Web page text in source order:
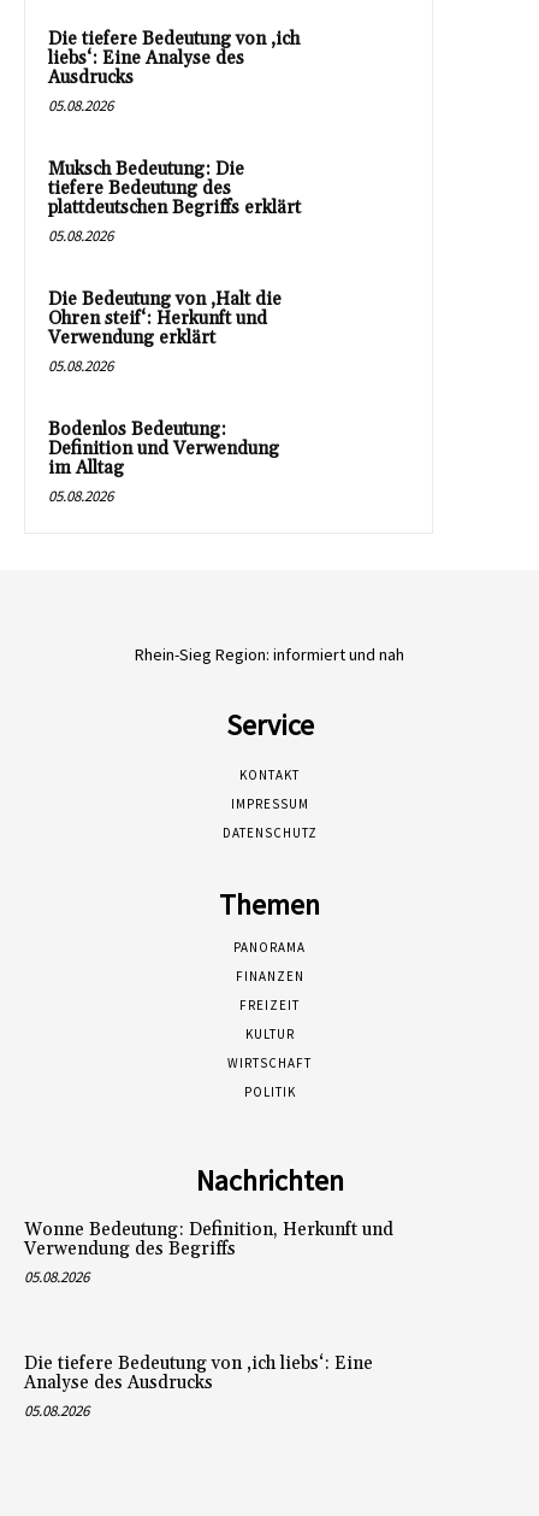
Die tiefere Bedeutung von ‚ich
liebs‘: Eine Analyse des
Ausdrucks
05.08.2026
Muksch Bedeutung: Die
tiefere Bedeutung des
plattdeutschen Begriffs erklärt
05.08.2026
Die Bedeutung von ‚Halt die
Ohren steif‘: Herkunft und
Verwendung erklärt
05.08.2026
Bodenlos Bedeutung:
Definition und Verwendung
im Alltag
05.08.2026
Rhein-Sieg Region: informiert und nah
Service
KONTAKT
IMPRESSUM
DATENSCHUTZ
Themen
PANORAMA
FINANZEN
FREIZEIT
KULTUR
WIRTSCHAFT
POLITIK
Nachrichten
Wonne Bedeutung: Definition, Herkunft und
Verwendung des Begriffs
05.08.2026
Die tiefere Bedeutung von ‚ich liebs‘: Eine
Analyse des Ausdrucks
05.08.2026